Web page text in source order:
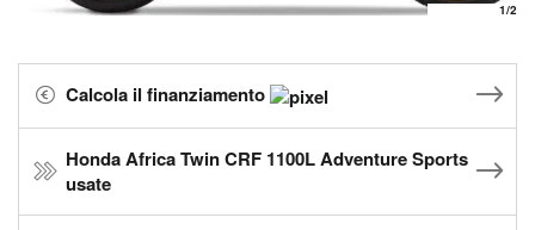
1/2
Calcola il finanziamento
Honda Africa Twin CRF 1100L Adventure Sports
usate